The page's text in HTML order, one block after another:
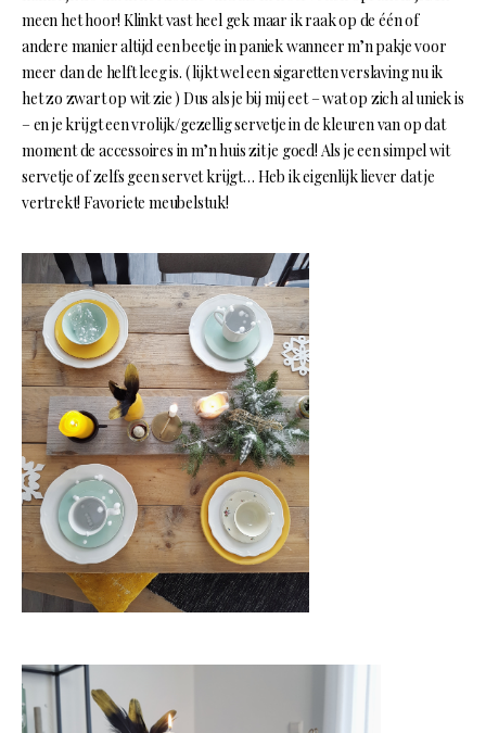
meen het hoor! Klinkt vast heel gek maar ik raak op de één of
andere manier altijd een beetje in paniek wanneer m’n pakje voor
meer dan de helft leeg is. ( lijkt wel een sigaretten verslaving nu ik
het zo zwart op wit zie ) Dus als je bij mij eet – wat op zich al uniek is
– en je krijgt een vrolijk/gezellig servetje in de kleuren van op dat
moment de accessoires in m’n huis zit je goed! Als je een simpel wit
servetje of zelfs geen servet krijgt… Heb ik eigenlijk liever dat je
vertrekt! Favoriete meubelstuk!